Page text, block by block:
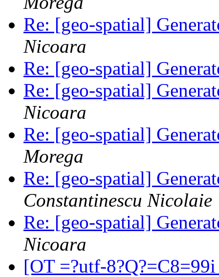
Re: [geo-spatial]
Nicoara
Re: [geo-spatial]
Re: [geo-spatial]
Nicoara
Re: [geo-spatial]
Morega
Re: [geo-spatial]
Constantinescu Nicolaie
Re: [geo-spatial]
Nicoara
[OT =?utf-